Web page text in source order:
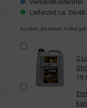
Versandkostenfrei
Lieferzeit ca. 24/48
Kunden, die diesen Artikel
2